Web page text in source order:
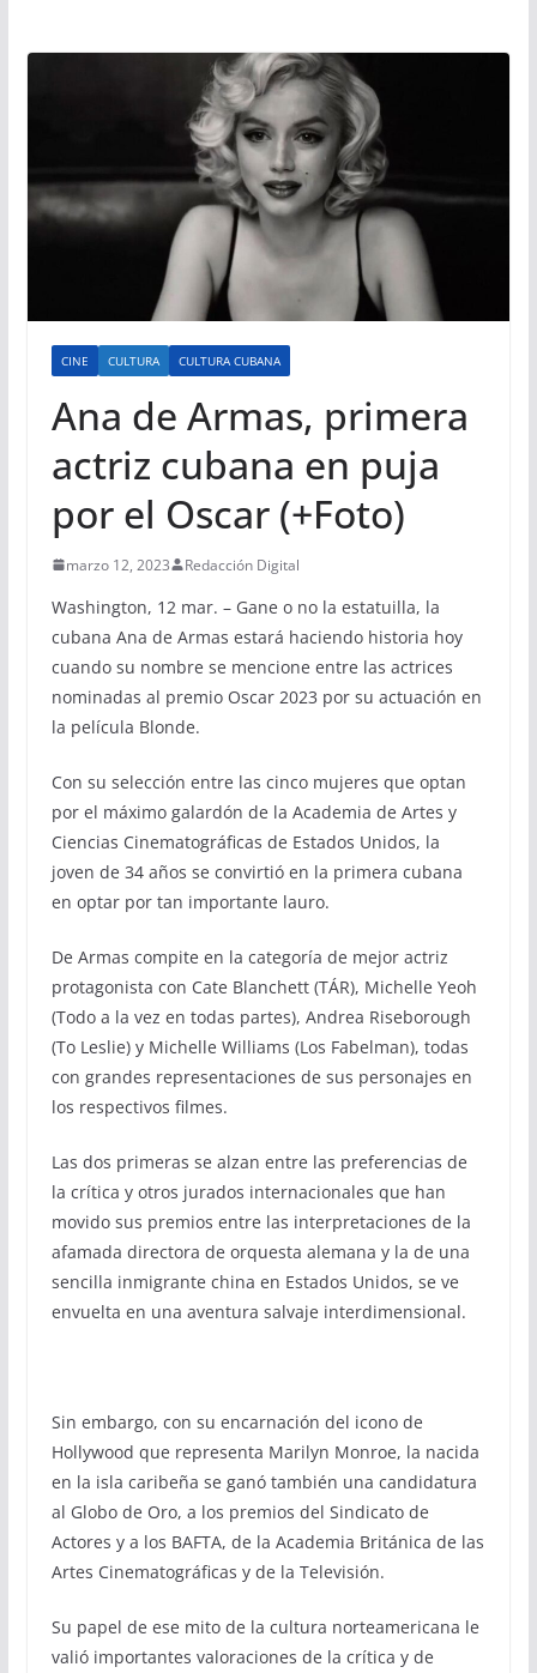
CINE CULTURA CULTURA CUBANA
Ana de Armas, primera
actriz cubana en puja
por el Oscar (+Foto)
marzo 12, 2023 Redacción Digital
Washington, 12 mar. – Gane o no la estatuilla, la
cubana Ana de Armas estará haciendo historia hoy
cuando su nombre se mencione entre las actrices
nominadas al premio Oscar 2023 por su actuación en
la película Blonde.
Con su selección entre las cinco mujeres que optan
por el máximo galardón de la Academia de Artes y
Ciencias Cinematográficas de Estados Unidos, la
joven de 34 años se convirtió en la primera cubana
en optar por tan importante lauro.
De Armas compite en la categoría de mejor actriz
protagonista con Cate Blanchett (TÁR), Michelle Yeoh
(Todo a la vez en todas partes), Andrea Riseborough
(To Leslie) y Michelle Williams (Los Fabelman), todas
con grandes representaciones de sus personajes en
los respectivos filmes.
Las dos primeras se alzan entre las preferencias de
la crítica y otros jurados internacionales que han
movido sus premios entre las interpretaciones de la
afamada directora de orquesta alemana y la de una
sencilla inmigrante china en Estados Unidos, se ve
envuelta en una aventura salvaje interdimensional.
Sin embargo, con su encarnación del icono de
Hollywood que representa Marilyn Monroe, la nacida
en la isla caribeña se ganó también una candidatura
al Globo de Oro, a los premios del Sindicato de
Actores y a los BAFTA, de la Academia Británica de las
Artes Cinematográficas y de la Televisión.
Su papel de ese mito de la cultura norteamericana le
valió importantes valoraciones de la crítica y de